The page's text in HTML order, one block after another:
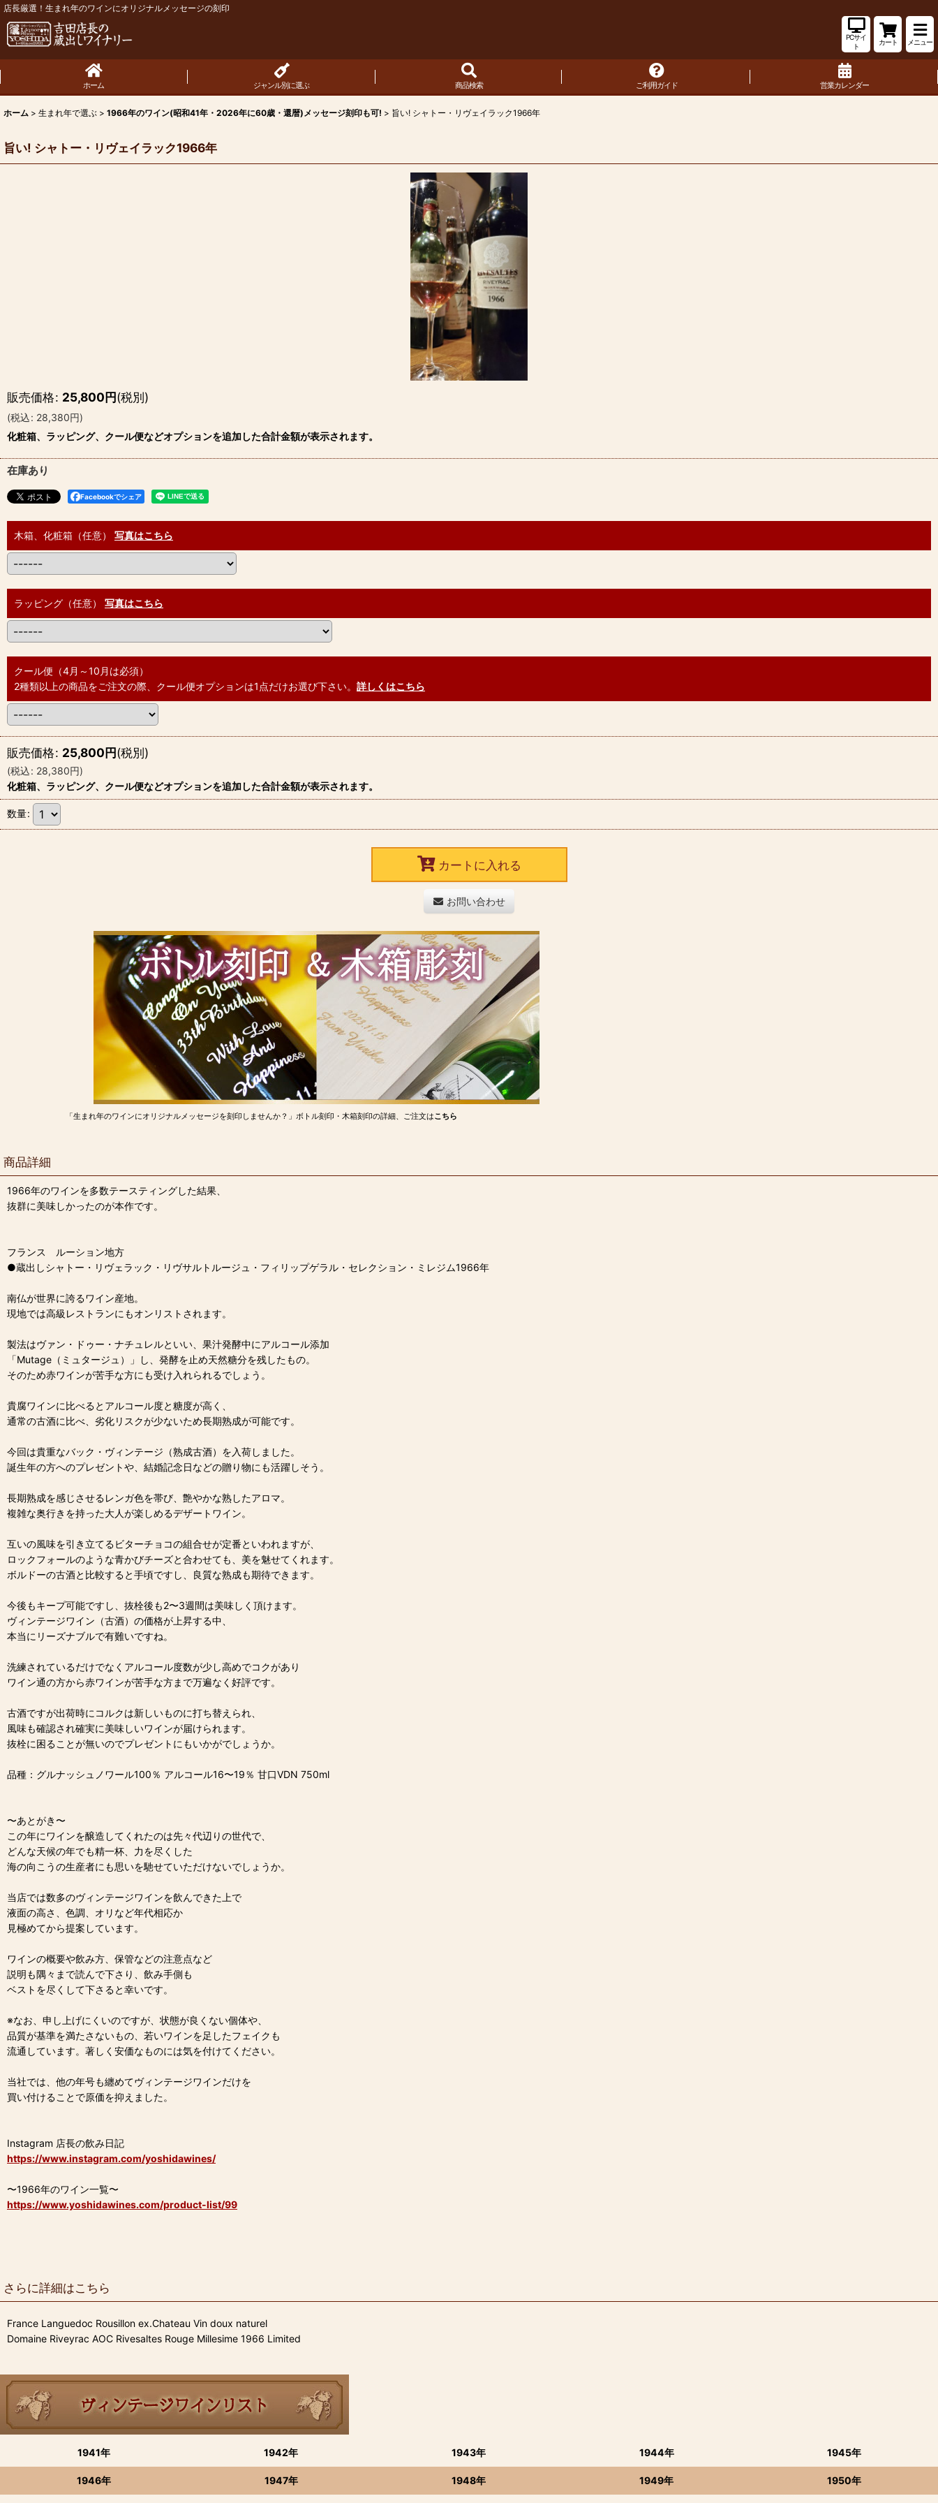
店長厳選！生まれ年のワインにオリジナルメッセージの刻印
PCサイ
ト
カート メニュー
ホーム ジャンル別に選ぶ 商品検索 ご利用ガイド 営業カレンダー
ホーム > 生まれ年で選ぶ > 1966年のワイン(昭和41年・2026年に60歳・還暦)メッセージ刻印も可! > 旨い! シャトー・リヴェイラック1966年
旨い! シャトー・リヴェイラック1966年
販売価格: 25,800円(税別)
(税込: 28,380円)
化粧箱、ラッピング、クール便などオプションを追加した合計金額が表示されます。
在庫あり
Facebookでシェア
木箱、化粧箱（任意） 写真はこちら
ラッピング（任意） 写真はこちら
クール便（4月～10月は必須）
2種類以上の商品をご注文の際、クール便オプションは1点だけお選び下さい。 詳しくはこちら
販売価格: 25,800円(税別)
(税込: 28,380円)
化粧箱、ラッピング、クール便などオプションを追加した合計金額が表示されます。
数量:
カートに入れる
お問い合わせ
「生まれ年のワインにオリジナルメッセージを刻印しませんか？」ボトル刻印・木箱刻印の詳細、ご注文はこちら
商品詳細
1966年のワインを多数テースティングした結果、
抜群に美味しかったのが本作です。
フランス ルーション地方
●蔵出しシャトー・リヴェラック・リヴサルトルージュ・フィリップゲラル・セレクション・ミレジム1966年
南仏が世界に誇るワイン産地。
現地では高級レストランにもオンリストされます。
製法はヴァン・ドゥー・ナチュレルといい、果汁発酵中にアルコール添加
「Mutage（ミュタージュ）」し、発酵を止め天然糖分を残したもの。
そのため赤ワインが苦手な方にも受け入れられるでしょう。
貴腐ワインに比べるとアルコール度と糖度が高く、
通常の古酒に比べ、劣化リスクが少ないため長期熟成が可能です。
今回は貴重なバック・ヴィンテージ（熟成古酒）を入荷しました。
誕生年の方へのプレゼントや、結婚記念日などの贈り物にも活躍しそう。
長期熟成を感じさせるレンガ色を帯び、艶やかな熟したアロマ。
複雑な奥行きを持った大人が楽しめるデザートワイン。
互いの風味を引き立てるビターチョコの組合せが定番といわれますが、
ロックフォールのような青かびチーズと合わせても、美を魅せてくれます。
ボルドーの古酒と比較すると手頃ですし、良質な熟成も期待できます。
今後もキープ可能ですし、抜栓後も2〜3週間は美味しく頂けます。
ヴィンテージワイン（古酒）の価格が上昇する中、
本当にリーズナブルで有難いですね。
洗練されているだけでなくアルコール度数が少し高めでコクがあり
ワイン通の方から赤ワインが苦手な方まで万遍なく好評です。
古酒ですが出荷時にコルクは新しいものに打ち替えられ、
風味も確認され確実に美味しいワインが届けられます。
抜栓に困ることが無いのでプレゼントにもいかがでしょうか。
品種：グルナッシュノワール100％ アルコール16〜19％ 甘口VDN 750ml
〜あとがき〜
この年にワインを醸造してくれたのは先々代辺りの世代で、
どんな天候の年でも精一杯、力を尽くした
海の向こうの生産者にも思いを馳せていただけないでしょうか。
当店では数多のヴィンテージワインを飲んできた上で
液面の高さ、色調、オリなど年代相応か
見極めてから提案しています。
ワインの概要や飲み方、保管などの注意点など
説明も隅々まで読んで下さり、飲み手側も
ベストを尽くして下さると幸いです。
※なお、申し上げにくいのですが、状態が良くない個体や、
品質が基準を満たさないもの、若いワインを足したフェイクも
流通しています。著しく安価なものには気を付けてください。
当社では、他の年号も纏めてヴィンテージワインだけを
買い付けることで原価を抑えました。
Instagram 店長の飲み日記
https://www.instagram.com/yoshidawines/
〜1966年のワイン一覧〜
https://www.yoshidawines.com/product-list/99
さらに詳細はこちら
France Languedoc Rousillon ex.Chateau Vin doux naturel
Domaine Riveyrac AOC Rivesaltes Rouge Millesime 1966 Limited
1941年 1942年 1943年 1944年 1945年
1946年 1947年 1948年 1949年 1950年